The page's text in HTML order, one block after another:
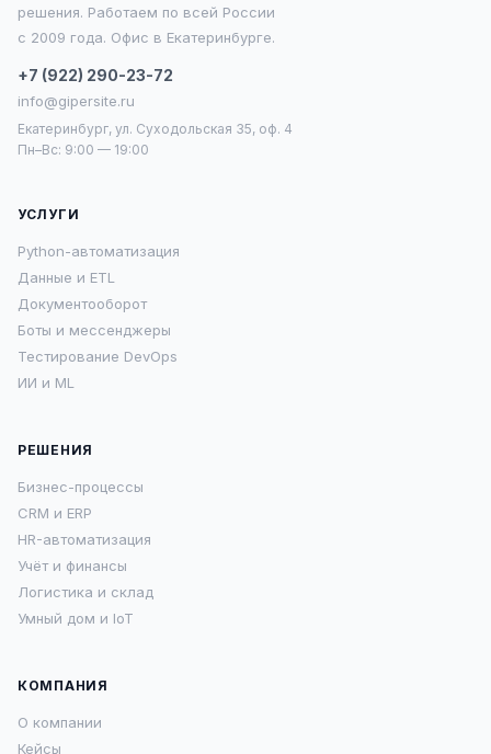
решения. Работаем по всей России
с 2009 года. Офис в Екатеринбурге.
+7 (922) 290-23-72
info@gipersite.ru
Екатеринбург, ул. Суходольская 35, оф. 4
Пн–Вс: 9:00 — 19:00
УСЛУГИ
Python-автоматизация
Данные и ETL
Документооборот
Боты и мессенджеры
Тестирование DevOps
ИИ и ML
РЕШЕНИЯ
Бизнес-процессы
CRM и ERP
HR-автоматизация
Учёт и финансы
Логистика и склад
Умный дом и IoT
КОМПАНИЯ
О компании
Кейсы